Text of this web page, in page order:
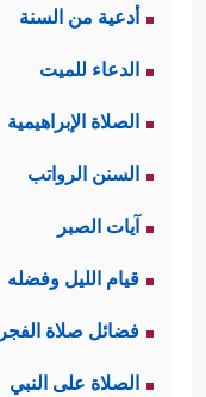
أدعية من السنة
الدعاء للميت
الصلاة الإبراهيمية
السنن الرواتب
آيات الصبر
قيام الليل وفضله
فضائل صلاة الفجر
الصلاة على النبي